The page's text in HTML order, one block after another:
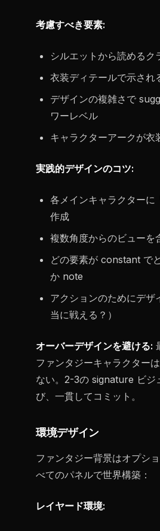
考慮すべき要素:
シルエットから読めるク
衣装ディテールで示され
デザインの複雑さで
ワーレベル
キャラクターアークが衣
実践的デザインのコツ:
各メインキャラクターに
作成
複数角度からのビューを
どの要素が constant で
か note
アクションのためにデザ
当に戦える？）
オーバーデザインを避ける:
ファンタジーキャラクター
ない。2-3の signature ビジ
び、一貫してコミット。
環境デザイン
ファンタジー背景はオプシ
べてのパネルで世界構築：
レイヤード環境: